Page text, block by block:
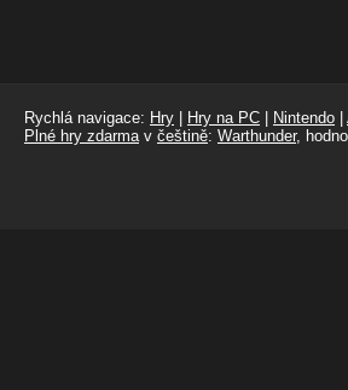
Rychlá navigace: Hry Hry na PC Nintendo
Plné hry zdarmav češtině: Warthunder,